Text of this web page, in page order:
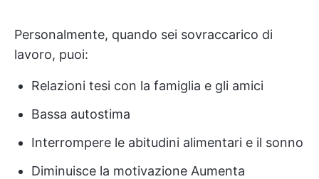
Personalmente, quando sei sovraccarico di
lavoro, puoi:
Relazioni tesi con la famiglia e gli amici
Bassa autostima
Interrompere le abitudini alimentari e il sonno
Diminuisce la motivazione Aumenta